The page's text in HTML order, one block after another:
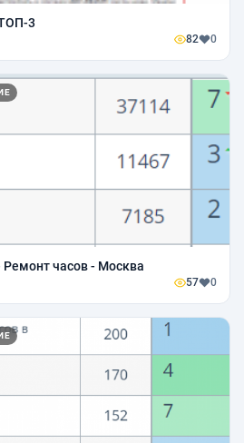
3
82 0
часов - Москва
57 0